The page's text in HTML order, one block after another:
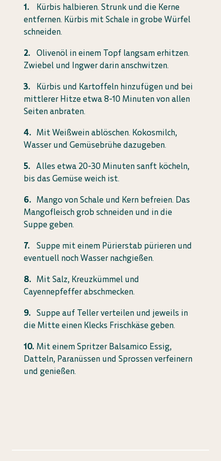
Kürbis halbieren. Strunk und die Kerne
entfernen. Kürbis mit Schale in grobe Würfel
schneiden.
Olivenöl in einem Topf langsam erhitzen.
Zwiebel und Ingwer darin anschwitzen.
Kürbis und Kartoffeln hinzufügen und bei
mittlerer Hitze etwa 8-10 Minuten von allen
Seiten anbraten.
Mit Weißwein ablöschen. Kokosmilch,
Wasser und Gemüsebrühe dazugeben.
Alles etwa 20-30 Minuten sanft köcheln,
bis das Gemüse weich ist.
Mango von Schale und Kern befreien. Das
Mangofleisch grob schneiden und in die
Suppe geben.
Suppe mit einem Pürierstab pürieren und
eventuell noch Wasser nachgießen.
Mit Salz, Kreuzkümmel und
Cayennepfeffer abschmecken.
Suppe auf Teller verteilen und jeweils in
die Mitte einen Klecks Frischkäse geben.
Mit einem Spritzer Balsamico Essig,
Datteln, Paranüssen und Sprossen verfeinern
und genießen.